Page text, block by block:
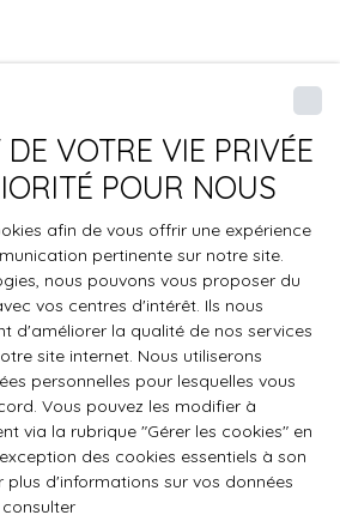
76 18 18
Maréchal Foch
DE VOTRE VIE PRIVÉE
POUR NOUS
afin de vous offrir une expérience
pertinente sur notre site.
nous pouvons vous proposer du
vos centres d'intérêt. Ils nous
d'améliorer la qualité de nos services
site internet. Nous utiliserons
personnelles pour lesquelles vous
Vous pouvez les modifier à
via la rubrique ″Gérer les cookies″ en
des cookies essentiels à son
plus d'informations sur vos données
consulter